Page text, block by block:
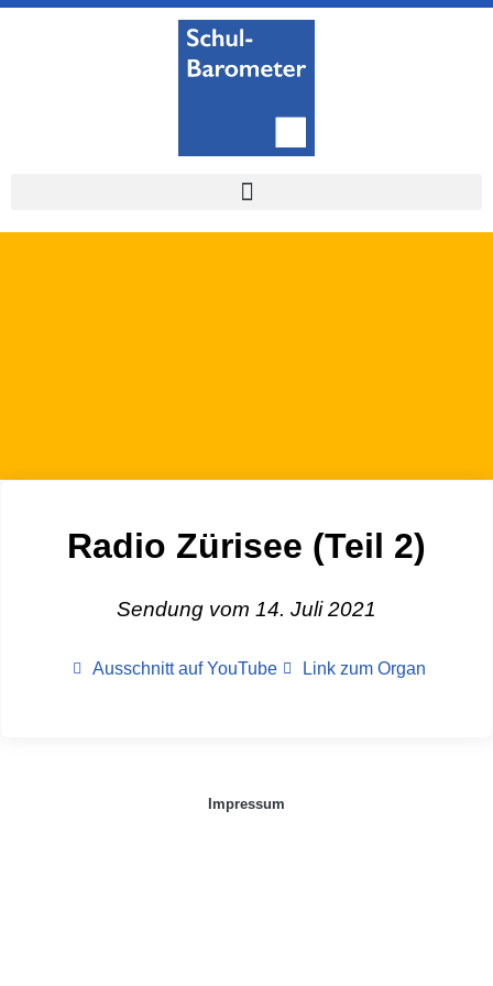
Radio Zürisee (Teil 2)
Sendung vom 14. Juli 2021
Ausschnitt auf YouTube Link zum Organ
Impressum